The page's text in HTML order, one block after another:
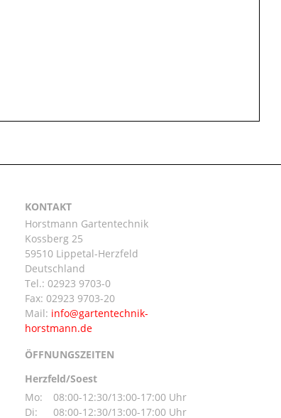
KONTAKT
Horstmann Gartentechnik
Kossberg 25
59510 Lippetal-Herzfeld
Deutschland
Tel.: 02923 9703-0
Fax: 02923 9703-20
Mail:
ÖFFNUNGSZEITEN
Herzfeld/Soest
Mo:
08:00-12:30/13:00-17:00 Uhr
Di:
08:00-12:30/13:00-17:00 Uhr